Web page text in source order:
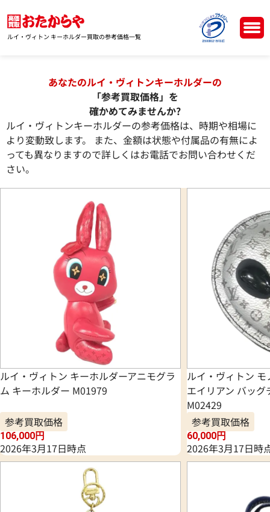
ルイ・ヴィトン キーホルダー買取の参考価格一覧
あなたのルイ・ヴィトンキーホルダーの
「参考買取価格」を
確かめてみませんか?
ルイ・ヴィトンキーホルダーの参考価格は、時期や相場に
より変動致します。 また、金額は状態や付属品の有無によ
っても異なりますので詳しくはお電話でお問い合わせくだ
さい。
ルイ・ヴィトン キーホルダーアニモグラ
ム キーホルダー M01979
参考買取価格
106,000円
2026年3月17日時点
ルイ・ヴィトン
エイリアン バッ
M02429
参考買取価格
60,000円
2026年3月17日時